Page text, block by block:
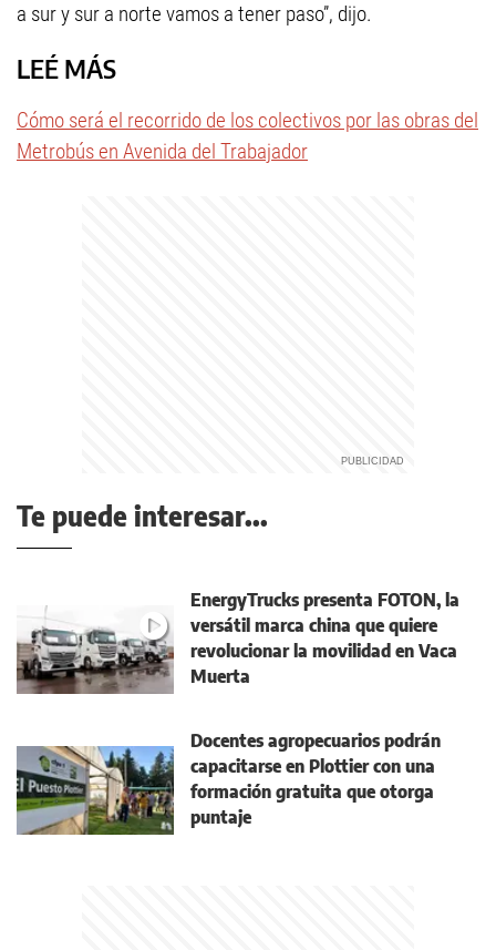
a sur y sur a norte vamos a tener paso”, dijo.
LEÉ MÁS
Cómo será el recorrido de los colectivos por las obras del
Metrobús en Avenida del Trabajador
Te puede interesar...
EnergyTrucks presenta FOTON, la
versátil marca china que quiere
revolucionar la movilidad en Vaca
Muerta
Docentes agropecuarios podrán
capacitarse en Plottier con una
formación gratuita que otorga
puntaje